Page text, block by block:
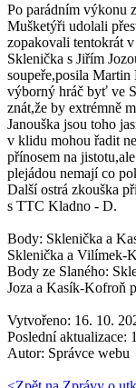
Po parádním výkonu
Mušketýři udolali
zopakovali tentokrát
Sklenička s Jiřím
soupeře,posila
výborný hráč byť ve
znát,že by extrémně
Janouška jsou toho
v klidu mohou řadit
přínosem na
plejádou nemají co
Další ostrá zkouška
s TTC Kladno - D.
Body: Sklenička a
Sklenička a Vilímek-
Body ze Slaného:
Joza a Kasík-Kofroň
Vytvořeno: 16. 10.
Poslední aktualizace:
Autor: Správce webu